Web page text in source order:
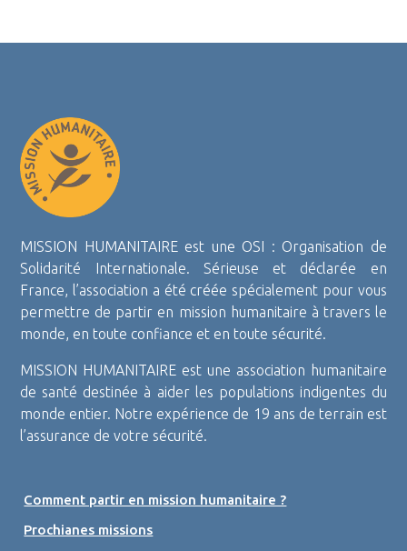
MISSION HUMANITAIRE est une OSI : Organisation de
Solidarité Internationale. Sérieuse et déclarée en
France, l’association a été créée spécialement pour vous
permettre de partir en mission humanitaire à travers le
monde, en toute confiance et en toute sécurité.
MISSION HUMANITAIRE est une association humanitaire
de santé destinée à aider les populations indigentes du
monde entier. Notre expérience de 19 ans de terrain est
l’assurance de votre sécurité.
Comment partir en mission humanitaire ?
Prochianes missions